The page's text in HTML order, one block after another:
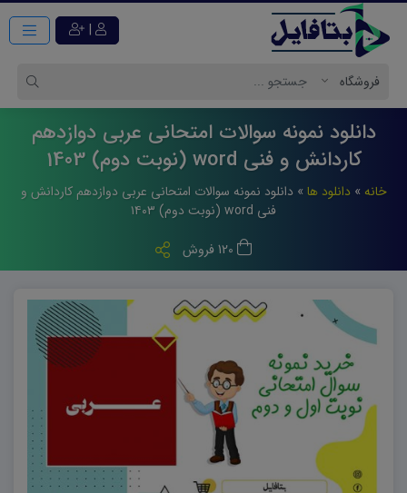
|
دانلود نمونه سوالات امتحانی عربی دوازدهم
کاردانش و فنی word (نوبت دوم) 1403
خانه »دانلود ها »دانلود نمونه سوالات امتحانی عربی دوازدهم کاردانش و
فنی word (نوبت دوم) ۱۴۰۳